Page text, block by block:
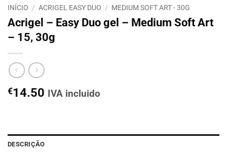
INÍCIO / ACRIGEL EASY DUO / MEDIUM SOFT ART - 30G
Acrigel – Easy Duo gel – Medium Soft Art
– 15, 30g
€14.50 IVA incluido
DESCRIÇÃO